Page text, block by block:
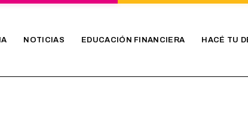
NOTICIAS EDUCACIÓN FINANCIERA HACÉ TU